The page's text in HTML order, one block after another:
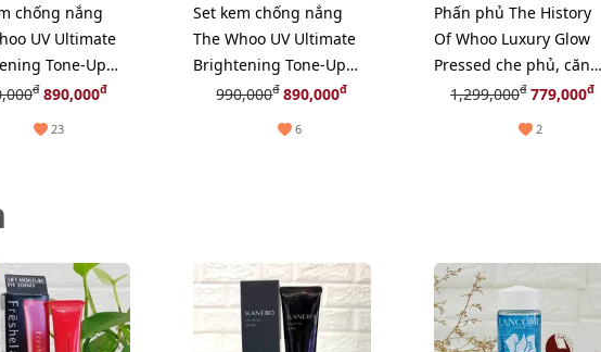
chống nắng
UV Ultimate
Tone-Up
và nâng tone
đ890,000đ
23
Set kem chống nắng
The Whoo UV Ultimate
Brightening Tone-Up
bảo vệ và nâng tone
990,000đ890,000đ
6
Phấn phủ The History
Of Whoo Luxury Glow
Pressed che phủ, căng
mịn da, #No.2 - sáng tự
1,299,000đ 779,000đ
2